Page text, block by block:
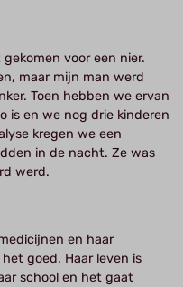
voor een nier.
maar mijn man werd
Toen hebben we ervan
is en we nog drie kinderen
kregen we een
in de nacht. Ze was
werd.
en haar
goed. Haar leven is
school en het gaat